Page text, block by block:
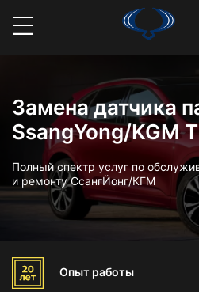
Замена датчика
SsangYong/KGM
Полный спектр услуг по
и ремонту СсангЙонг/КГМ
Опыт работы